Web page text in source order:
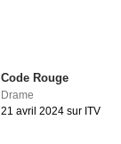
Code Rouge
Drame
21 avril 2024 sur ITV